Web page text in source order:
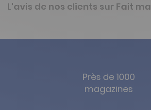
L'avis de nos clients sur Fait
Près de 1000
magazines